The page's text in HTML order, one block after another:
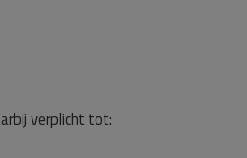
verplicht tot: